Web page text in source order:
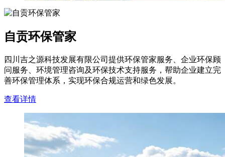
自贡环保管家
四川吉之源科技发展有限公司提供环保管家服务、企业环保顾
问服务、环境管理咨询及环保技术支持服务，帮助企业建立完
善环保管理体系，实现环保合规运营和绿色发展。
查看详情